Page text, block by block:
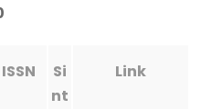
ISSN
Si
nt
Link